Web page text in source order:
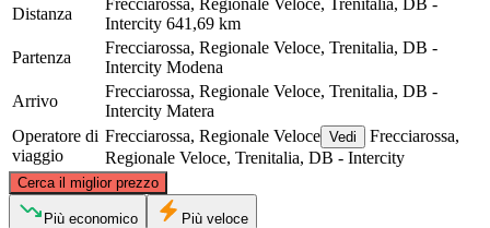
Distanza
Intercity 641,69 km
Partenza
Frecciarossa, Regionale Veloce, Trenitalia, DB -
Intercity Modena
Arrivo
Frecciarossa, Regionale Veloce, Trenitalia, DB -
Intercity Matera
Operatore di
viaggio
Frecciarossa, Regionale Veloce Vedi
Frecciarossa,
Regionale Veloce, Trenitalia, DB - Intercity
Cerca il miglior prezzo
Modena
©CARTO, ©OpenStreetMapcontributors
Più economico Più veloce